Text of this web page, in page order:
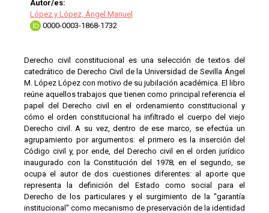
Autor/es:
López y López, Ángel Manuel
0000-0003-1868-1732
Derecho civil constitucional es una selección de textos del
catedrático de Derecho Civil de la Universidad de Sevilla Ángel
M. López López con motivo de su jubilación académica. El libro
reúne aquellos trabajos que tienen como principal referencia el
papel del Derecho civil en el ordenamiento constitucional y
cómo el orden constitucional ha infiltrado el cuerpo del viejo
Derecho civil. A su vez, dentro de ese marco, se efectúa un
agrupamiento por argumentos: el primero es la inserción del
Código civil y, por ende, del Derecho civil en el orden jurídico
inaugurado con la Constitución del 1978; en el segundo, se
ocupa el autor de dos cuestiones diferentes: al aporte que
representa la definición del Estado como social para el
Derecho de los particulares y el surgimiento de la "garantía
institucional" como mecanismo de preservación de la identidad